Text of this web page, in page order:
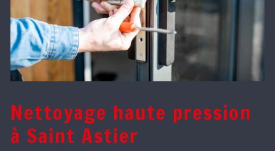
Nettoyage haute pression
à Saint Astier